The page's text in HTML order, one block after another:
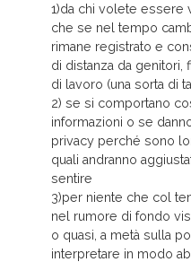
1)da chi volete essere
che se nel tempo
rimane registrato e
di distanza da genitori,
di lavoro (una sorta di
2) se si comportano
informazioni o se
privacy perché sono
quali andranno
sentire
3)per niente che col
nel rumore di fondo
o quasi, a metà sulla
interpretare in modo